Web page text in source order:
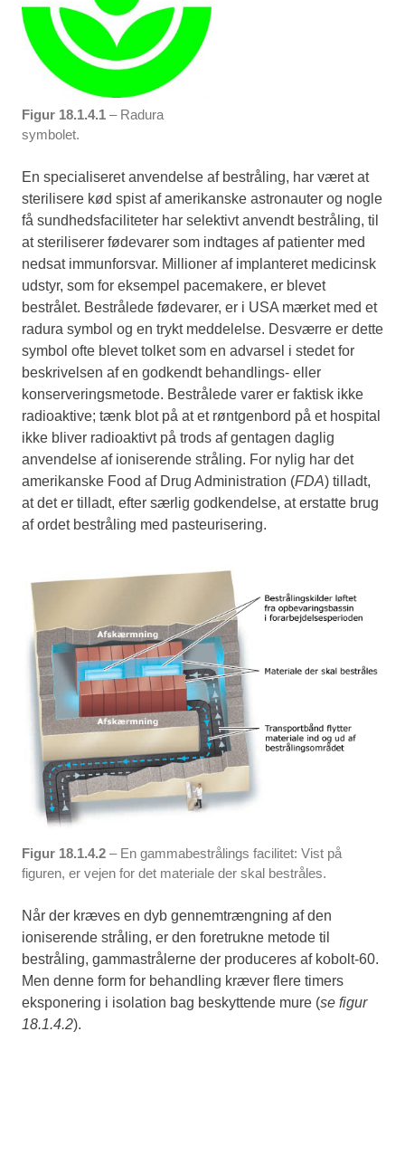
Figur 18.1.4.1 – Radura
symbolet.
En specialiseret anvendelse af bestråling, har været at
sterilisere kød spist af amerikanske astronauter og nogle
få sundhedsfaciliteter har selektivt anvendt bestråling, til
at steriliserer fødevarer som indtages af patienter med
nedsat immunforsvar. Millioner af implanteret medicinsk
udstyr, som for eksempel pacemakere, er blevet
bestrålet. Bestrålede fødevarer, er i USA mærket med et
radura symbol og en trykt meddelelse. Desværre er dette
symbol ofte blevet tolket som en advarsel i stedet for
beskrivelsen af en godkendt behandlings- eller
konserveringsmetode. Bestrålede varer er faktisk ikke
radioaktive; tænk blot på at et røntgenbord på et hospital
ikke bliver radioaktivt på trods af gentagen daglig
anvendelse af ioniserende stråling. For nylig har det
amerikanske Food af Drug Administration (FDA) tilladt,
at det er tilladt, efter særlig godkendelse, at erstatte brug
af ordet bestråling med pasteurisering.
Figur 18.1.4.2 – En gammabestrålings facilitet: Vist på
figuren, er vejen for det materiale der skal bestråles.
Når der kræves en dyb gennemtrængning af den
ioniserende stråling, er den foretrukne metode til
bestråling, gammastrålerne der produceres af kobolt-60.
Men denne form for behandling kræver flere timers
eksponering i isolation bag beskyttende mure (se figur
18.1.4.2).